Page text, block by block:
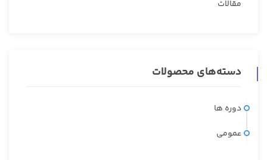
مقالات
دسته‌های محصولات
دوره ها
عمومی